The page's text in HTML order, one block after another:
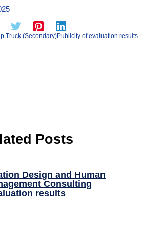
Truck (Secondary)Publicity of evaluation results
Posts
Design and Human
Consulting
results